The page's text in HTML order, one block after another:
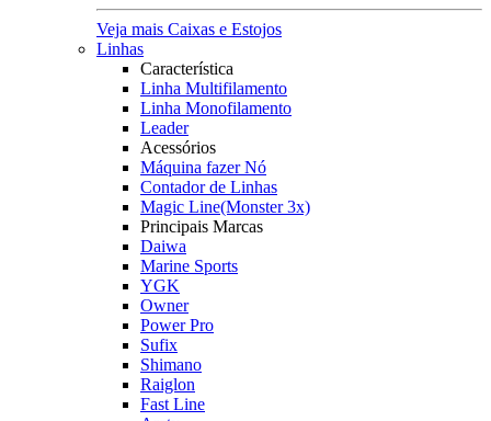
Veja mais Caixas e Estojos
Linhas
Característica
Linha Multifilamento
Linha Monofilamento
Leader
Acessórios
Máquina fazer Nó
Contador de Linhas
Magic Line(Monster 3x)
Principais Marcas
Daiwa
Marine Sports
YGK
Owner
Power Pro
Sufix
Shimano
Raiglon
Fast Line